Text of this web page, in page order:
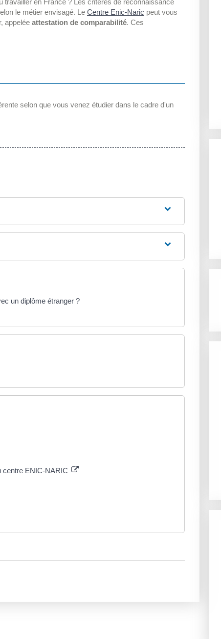
travailler en France ? Les critères de reconnaissance
le métier envisagé. Le Centre Enic-Naric peut vous
appelée attestation de comparabilité. Ces
selon que vous venez étudier dans le cadre d'un
un diplôme étranger ?
centre ENIC-NARIC